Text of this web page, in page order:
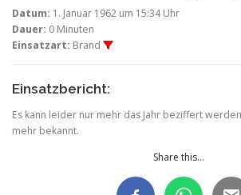
COOKIE-RICHTLINIE (EU)
Datum: 1. Januar 1962 um 15:34 Uhr
Dauer: 0 Minuten
Einsatzart: Brand
Einsatzbericht:
Es kann leider nur mehr das Jahr beziffert
mehr bekannt.
Share this...